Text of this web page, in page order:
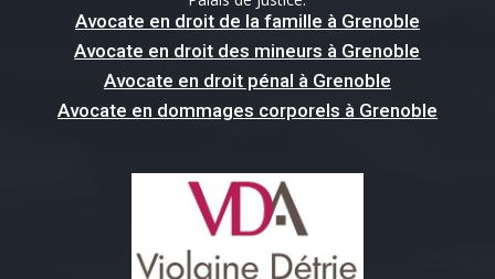
Avocate en droit de la famille à Grenoble
Avocate en droit des mineurs à Grenoble
Avocate en droit pénal à Grenoble
Avocate en dommages corporels à Grenoble